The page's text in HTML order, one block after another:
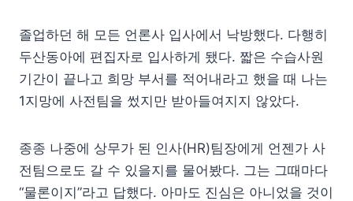
졸업하던 해 모든 언론사 입사에서 낙방했다. 다행히
두산동아에 편집자로 입사하게 됐다. 짧은 수습사원
기간이 끝나고 희망 부서를 적어내라고 했을 때 나는
1지망에 사전팀을 썼지만 받아들여지지 않았다.
종종 나중에 상무가 된 인사(HR)팀장에게 언젠가 사
전팀으로도 갈 수 있을지를 물어봤다. 그는 그때마다
“물론이지”라고 답했다. 아마도 진심은 아니었을 것이